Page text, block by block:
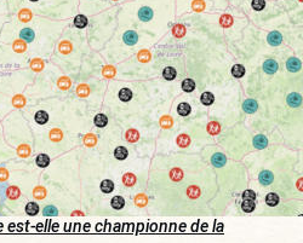
est-elle une championne de la